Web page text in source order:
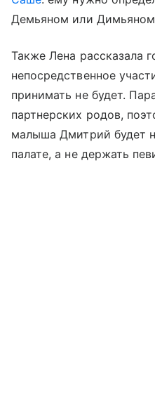
Демьяном или
Также Лена рассказала
непосредственное
принимать не будет.
партнерских родов,
малыша Дмитрий будет
палате, а не держать